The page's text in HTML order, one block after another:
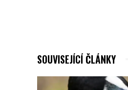
SOUVISEJÍCÍ ČLÁNKY